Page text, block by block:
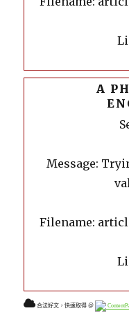
A
Message:
Filename:
合法好文，快速取得 ＠